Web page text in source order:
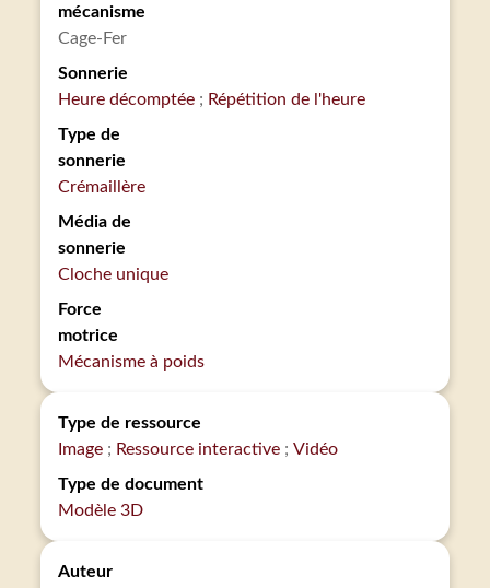
mécanisme
Cage-Fer
Sonnerie
Heure décomptée
Répétition de l'heure
Type de
sonnerie
Crémaillère
Média de
sonnerie
Cloche unique
Force
motrice
Mécanisme à poids
Type de ressource
Image
Ressource interactive
Vidéo
Type de document
Modèle 3D
Auteur